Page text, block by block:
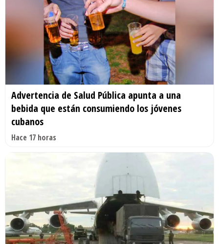
Advertencia de Salud Pública apunta a una
bebida que están consumiendo los jóvenes
cubanos
Hace 17 horas